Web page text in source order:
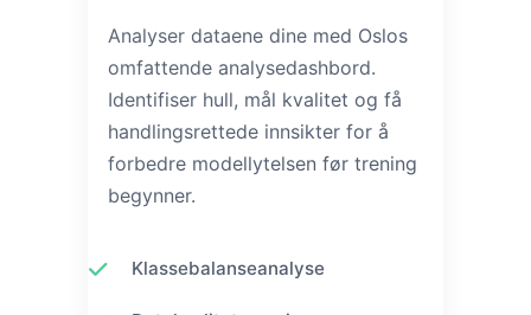
Analyser dataene dine med Oslos
omfattende analysedashbord.
Identifiser hull, mål kvalitet og få
handlingsrettede innsikter for å
forbedre modellytelsen før trening
begynner.
Klassebalanseanalyse